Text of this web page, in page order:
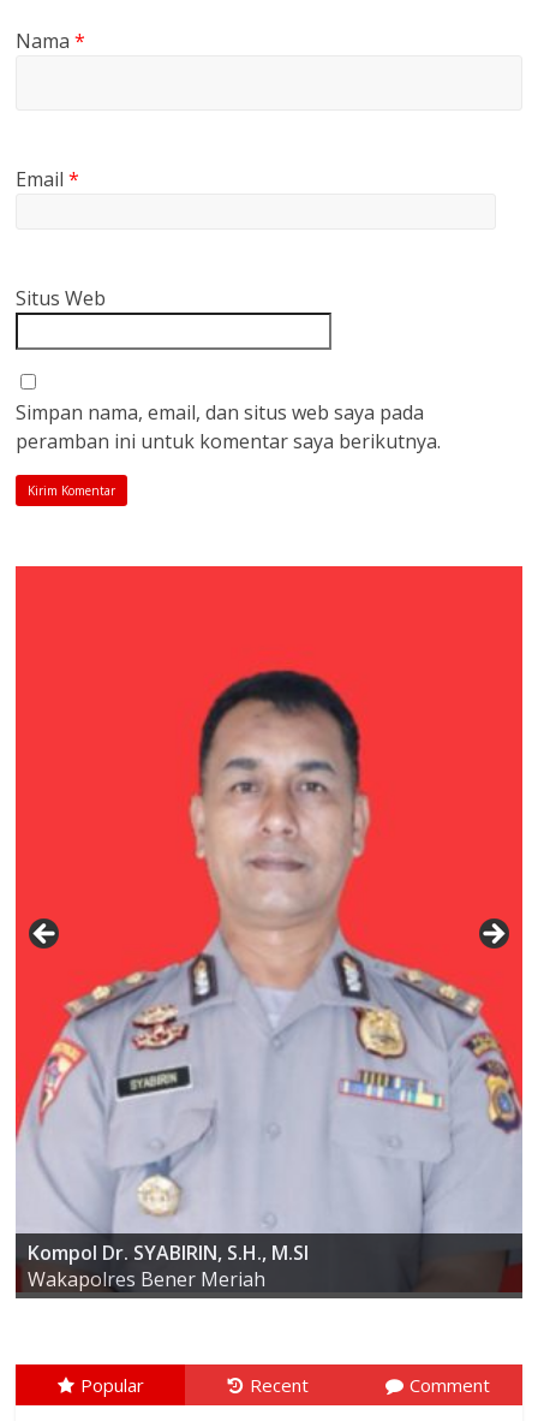
Nama*
Email*
Situs Web
Simpan nama, email, dan situs web saya pada
peramban ini untuk komentar saya berikutnya.
AKBP ARIS CAI DWI SUSANTO S.I.K., M.I.K
Kompol Dr. SYABIRIN, S.H., M.SI
Wakapolres Bener Meriah
Popular Recent Comment